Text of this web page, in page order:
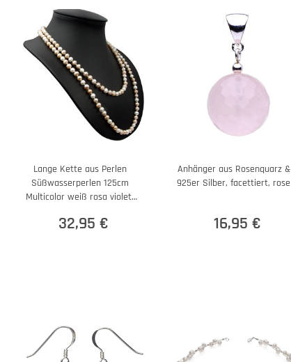
Lange Kette aus Perlen
Süßwasserperlen 125cm
Multicolor weiß rosa violett
32,95 €
Anhänger aus Rosenquarz &
925er Silber, facettiert, rose
16,95 €